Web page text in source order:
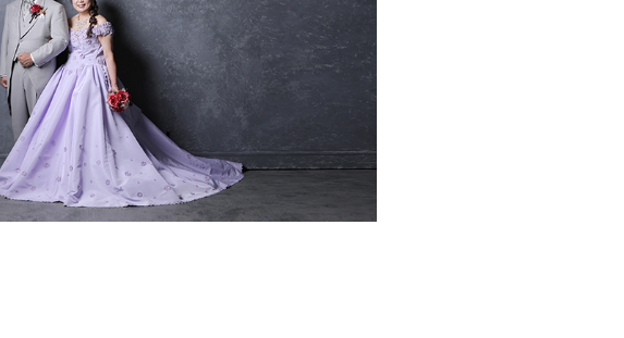
学生まで
お孫さん ヘアセット 6,000 円
学生まで
さん 和装 お着付 3,600円
生まで
真を撮影される方限定。なお、お衣裳は店舗によって異な